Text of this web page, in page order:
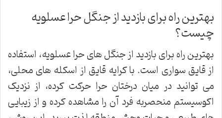
بهترین راه برای بازدید از جنگل حرا عسلویه
چیست؟
بهترین راه برای بازدید از جنگل های حرا عسلویه، استفاده
از قایق سواری است. با کرایه قایق از اسکله های محلی،
می توانید در میان درختان حرا حرکت کرده، از نزدیک
اکوسیستم منحصربه فرد آن را مشاهده کرده و از زیبایی